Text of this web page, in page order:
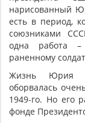
нарисованный
есть в период,
союзниками
одна работа –
раненному
Жизнь Юрия
оборвалась
1949-го. Но его
фонде